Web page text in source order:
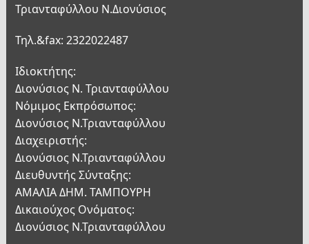
Τριανταφύλλου Ν.Διονύσιος
Τηλ.&fax: 2322022487
Ιδιοκτήτης:
Διονύσιος Ν. Τριανταφύλλου
Νόμιμος Εκπρόσωπος:
Διονύσιος Ν.Τριανταφύλλου
Διαχειριστής:
Διονύσιος Ν.Τριανταφύλλου
Διευθυντής Σύνταξης:
ΑΜΑΛΙΑ ΔΗΜ. ΤΑΜΠΟΥΡΗ
Δικαιούχος Ονόματος:
Διονύσιος Ν.Τριανταφύλλου